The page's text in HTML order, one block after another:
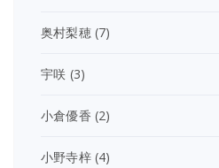
奥村梨穂(7)
宇咲 (3)
小倉優香 (2)
小野寺梓(4)